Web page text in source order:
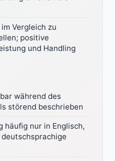
Vergleich zu
positive
und Handling
während des
störend beschrieben
häufig nur in Englisch,